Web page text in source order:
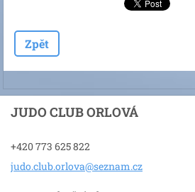
Zpět
JUDO CLUB ORLOVÁ
+420 773 625 822
judo.club.orlova@seznam.cz